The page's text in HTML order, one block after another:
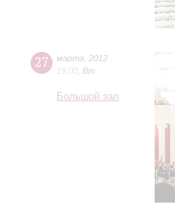
27 марта
2012
19:00 Вт
Большой зал